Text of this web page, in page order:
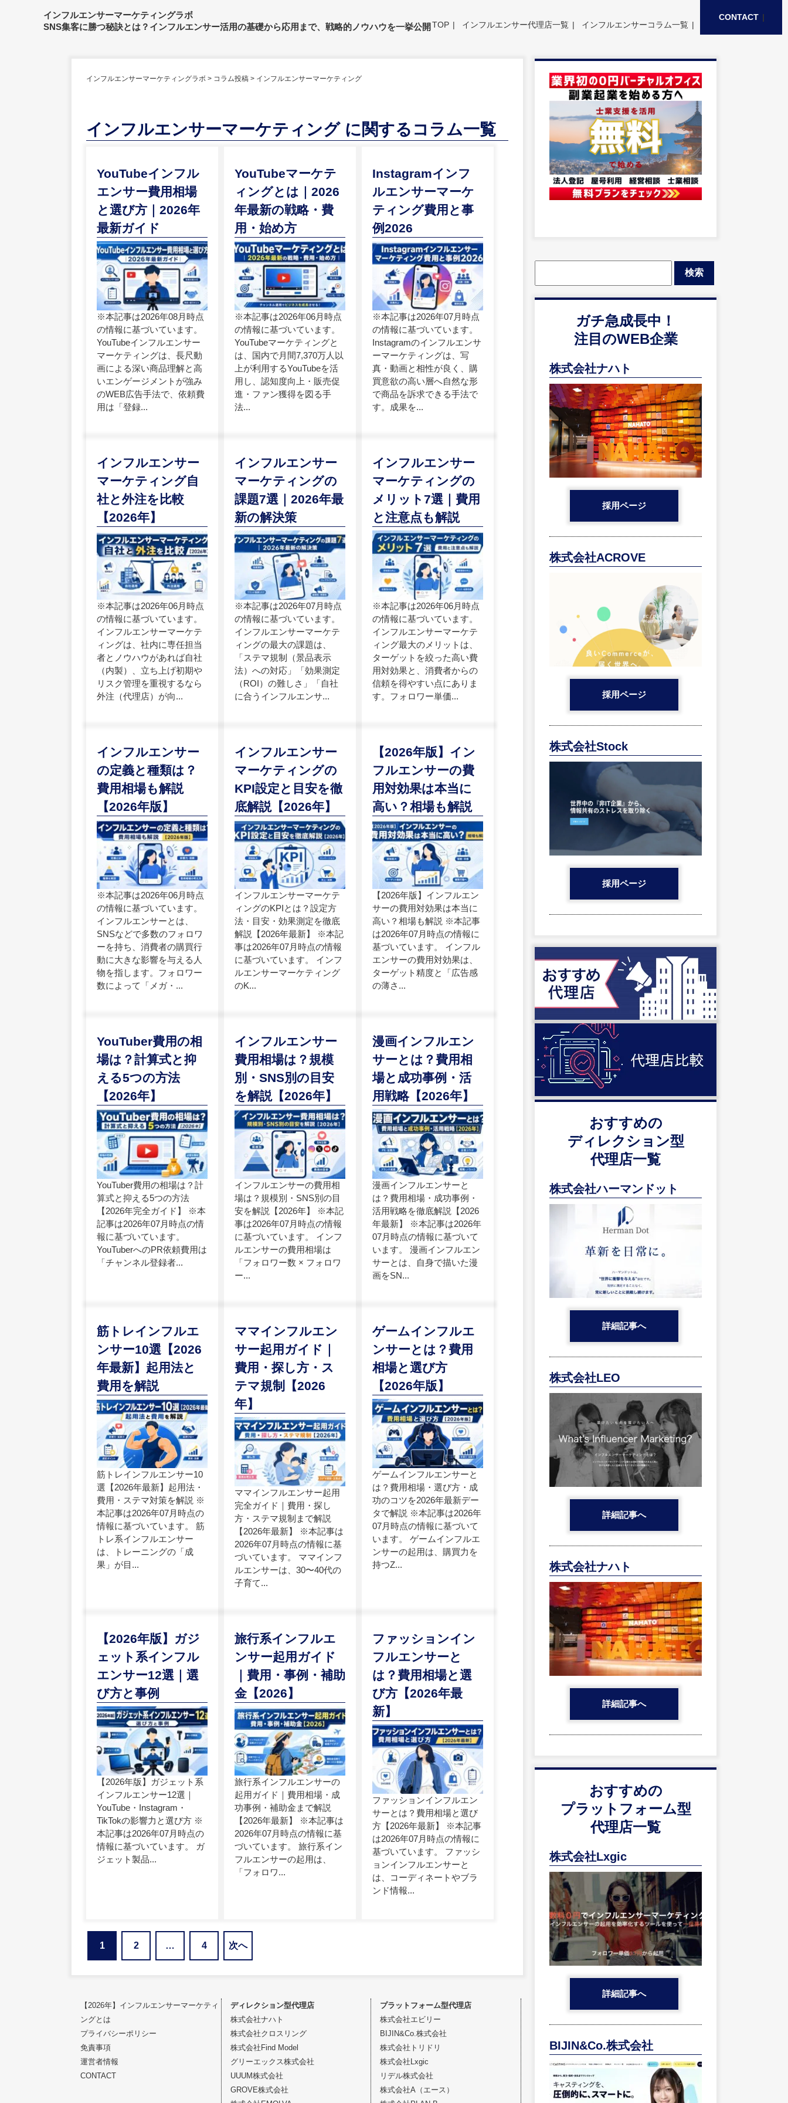
インフルエンサーマーケティングラボ
SNS集客に勝つ秘訣とは？インフルエンサー活用の基礎から応用まで、戦略的ノウハウを一挙公開 TOP インフルエンサー代理店一覧 インフルエンサーコラム一覧
CONTACT
インフルエンサーマーケティングラボ > コラム投稿 > インフルエンサーマーケティング
インフルエンサーマーケティング に関するコラム一覧
YouTubeインフル
エンサー費用相場
と選び方｜2026年
最新ガイド
※本記事は2026年08月時点
の情報に基づいています。
YouTubeインフルエンサー
マーケティングは、長尺動
画による深い商品理解と高
いエンゲージメントが強み
のWEB広告手法で、依頼費
用は「登録...
YouTubeマーケテ
ィングとは｜2026
年最新の戦略・費
用・始め方
※本記事は2026年06月時点
の情報に基づいています。
YouTubeマーケティングと
は、国内で月間7,370万人以
上が利用するYouTubeを活
用し、認知度向上・販売促
進・ファン獲得を図る手
法...
Instagramインフ
ルエンサーマーケ
ティング費用と事
例2026
※本記事は2026年07月時点
の情報に基づいています。
Instagramのインフルエンサ
ーマーケティングは、写
真・動画と相性が良く、購
買意欲の高い層へ自然な形
で商品を訴求できる手法で
す。成果を...
インフルエンサー
マーケティング自
社と外注を比較
【2026年】
※本記事は2026年06月時点
の情報に基づいています。
インフルエンサーマーケテ
ィングは、社内に専任担当
者とノウハウがあれば自社
（内製）、立ち上げ初期や
リスク管理を重視するなら
外注（代理店）が向...
インフルエンサー
マーケティングの
課題7選｜2026年最
新の解決策
※本記事は2026年07月時点
の情報に基づいています。
インフルエンサーマーケテ
ィングの最大の課題は、
「ステマ規制（景品表示
法）への対応」「効果測定
（ROI）の難しさ」「自社
に合うインフルエンサ...
インフルエンサー
マーケティングの
メリット7選｜費用
と注意点も解説
※本記事は2026年06月時点
の情報に基づいています。
インフルエンサーマーケテ
ィング最大のメリットは、
ターゲットを絞った高い費
用対効果と、消費者からの
信頼を得やすい点にありま
す。フォロワー単価...
インフルエンサー
の定義と種類は？
費用相場も解説
【2026年版】
※本記事は2026年06月時点
の情報に基づいています。
インフルエンサーとは、
SNSなどで多数のフォロワ
ーを持ち、消費者の購買行
動に大きな影響を与える人
物を指します。フォロワー
数によって「メガ・...
インフルエンサー
マーケティングの
KPI設定と目安を徹
底解説【2026年】
インフルエンサーマーケテ
ィングのKPIとは？設定方
法・目安・効果測定を徹底
解説【2026年最新】 ※本記
事は2026年07月時点の情報
に基づいています。 インフ
ルエンサーマーケティング
のK...
【2026年版】イン
フルエンサーの費
用対効果は本当に
高い？相場も解説
【2026年版】インフルエン
サーの費用対効果は本当に
高い？相場も解説 ※本記事
は2026年07月時点の情報に
基づいています。 インフル
エンサーの費用対効果は、
ターゲット精度と「広告感
の薄さ...
YouTuber費用の相
場は？計算式と抑
える5つの方法
【2026年】
YouTuber費用の相場は？計
算式と抑える5つの方法
【2026年完全ガイド】 ※本
記事は2026年07月時点の情
報に基づいています。
YouTuberへのPR依頼費用は
「チャンネル登録者...
インフルエンサー
費用相場は？規模
別・SNS別の目安
を解説【2026年】
インフルエンサーの費用相
場は？規模別・SNS別の目
安を解説【2026年】 ※本記
事は2026年07月時点の情報
に基づいています。 インフ
ルエンサーの費用相場は
「フォロワー数 × フォロワ
ー...
漫画インフルエン
サーとは？費用相
場と成功事例・活
用戦略【2026年】
漫画インフルエンサーと
は？費用相場・成功事例・
活用戦略を徹底解説【2026
年最新】 ※本記事は2026年
07月時点の情報に基づいて
います。 漫画インフルエン
サーとは、自身で描いた漫
画をSN...
筋トレインフルエ
ンサー10選【2026
年最新】起用法と
費用を解説
筋トレインフルエンサー10
選【2026年最新】起用法・
費用・ステマ対策を解説 ※
本記事は2026年07月時点の
情報に基づいています。 筋
トレ系インフルエンサー
は、トレーニングの「成
果」が目...
ママインフルエン
サー起用ガイド｜
費用・探し方・ス
テマ規制【2026
年】
ママインフルエンサー起用
完全ガイド｜費用・探し
方・ステマ規制まで解説
【2026年最新】 ※本記事は
2026年07月時点の情報に基
づいています。 ママインフ
ルエンサーは、30〜40代の
子育て...
ゲームインフルエ
ンサーとは？費用
相場と選び方
【2026年版】
ゲームインフルエンサーと
は？費用相場・選び方・成
功のコツを2026年最新デー
タで解説 ※本記事は2026年
07月時点の情報に基づいて
います。 ゲームインフルエ
ンサーの起用は、購買力を
持つZ...
【2026年版】ガジ
ェット系インフル
エンサー12選｜選
び方と事例
【2026年版】ガジェット系
インフルエンサー12選｜
YouTube・Instagram・
TikTokの影響力と選び方 ※
本記事は2026年07月時点の
情報に基づいています。 ガ
ジェット製品...
旅行系インフルエ
ンサー起用ガイド
｜費用・事例・補助
金【2026】
旅行系インフルエンサーの
起用ガイド｜費用相場・成
功事例・補助金まで解説
【2026年最新】 ※本記事は
2026年07月時点の情報に基
づいています。 旅行系イン
フルエンサーの起用は、
「フォロワ...
ファッションイン
フルエンサーと
は？費用相場と選
び方【2026年最
新】
ファッションインフルエン
サーとは？費用相場と選び
方【2026年最新】 ※本記事
は2026年07月時点の情報に
基づいています。 ファッシ
ョンインフルエンサーと
は、コーディネートやブラ
ンド情報...
投
の
ペ
ー
ジ
1 2 … 4 次へ
ガチ急成長中！
注目のWEB企業
株式会社ナハト
採用ページ
株式会社ACROVE
採用ページ
株式会社Stock
採用ページ
おすすめの
ディレクション型
代理店一覧
株式会社ハーマンドット
詳細記事へ
株式会社LEO
詳細記事へ
株式会社ナハト
詳細記事へ
おすすめの
プラットフォーム型
代理店一覧
株式会社Lxgic
詳細記事へ
BIJIN&Co.株式会社
【2026年】インフルエンサーマーケティ
ングとは
プライバシーポリシー
免責事項
運営者情報
CONTACT
ディレクション型代理店
株式会社ナハト
株式会社クロスリング
株式会社Find Model
グリーエックス株式会社
UUUM株式会社
GROVE株式会社
プラットフォーム型代理店
株式会社エビリー
BIJIN&Co.株式会社
株式会社トリドリ
株式会社Lxgic
リデル株式会社
株式会社A（エース）